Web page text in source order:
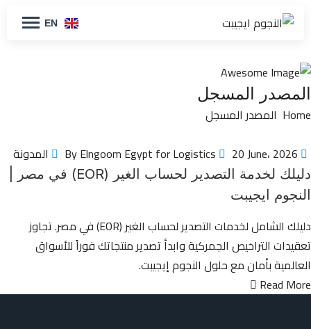
EN
المصدر المسجل
Home المصدر المسجل
20 June، 2026 المدونة
دليلك لخدمة التصدير لحساب الغير (EOR) في مصر |
النجوم ايجيبت
دليلك الشامل لخدمات التصدير لحساب الغير (EOR) في مصر. تجاوز
تعقيدات التراخيص الجمركية وابدأ تصدير منتجاتك فوراً للأسواق
العالمية بأمان مع حلول النجوم إيجيبت.
Read More